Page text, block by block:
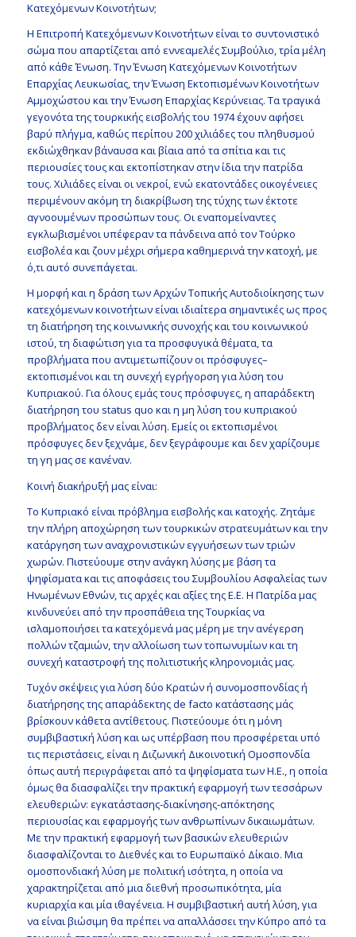
Κατεχόμενων Κοινοτήτων;
Η Επιτροπή Κατεχόμενων Κοινοτήτων είναι το συντονιστικό
σώμα που απαρτίζεται από εννεαμελές Συμβούλιο, τρία μέλη
από κάθε Ένωση. Την Ένωση Κατεχόμενων Κοινοτήτων
Επαρχίας Λευκωσίας, την Ένωση Εκτοπισμένων Κοινοτήτων
Αμμοχώστου και την Ένωση Επαρχίας Κερύνειας. Τα τραγικά
γεγονότα της τουρκικής εισβολής του 1974 έχουν αφήσει
βαρύ πλήγμα, καθώς περίπου 200 χιλιάδες του πληθυσμού
εκδιώχθηκαν βάναυσα και βίαια από τα σπίτια και τις
περιουσίες τους και εκτοπίστηκαν στην ίδια την πατρίδα
τους. Χιλιάδες είναι οι νεκροί, ενώ εκατοντάδες οικογένειες
περιμένουν ακόμη τη διακρίβωση της τύχης των έκτοτε
αγνοουμένων προσώπων τους. Οι εναπομείναντες
εγκλωβισμένοι υπέφεραν τα πάνδεινα από τον Τούρκο
εισβολέα και ζουν μέχρι σήμερα καθημερινά την κατοχή, με
ό,τι αυτό συνεπάγεται.
Η μορφή και η δράση των Αρχών Τοπικής Αυτοδιοίκησης των
κατεχόμενων κοινοτήτων είναι ιδιαίτερα σημαντικές ως προς
τη διατήρηση της κοινωνικής συνοχής και του κοινωνικού
ιστού, τη διαφώτιση για τα προσφυγικά θέματα, τα
προβλήματα που αντιμετωπίζουν οι πρόσφυγες–
εκτοπισμένοι και τη συνεχή εγρήγορση για λύση του
Κυπριακού. Για όλους εμάς τους πρόσφυγες, η απαράδεκτη
διατήρηση του status quo και η μη λύση του κυπριακού
προβλήματος δεν είναι λύση. Εμείς οι εκτοπισμένοι
πρόσφυγες δεν ξεχνάμε, δεν ξεγράφουμε και δεν χαρίζουμε
τη γη μας σε κανέναν.
Κοινή διακήρυξή μας είναι:
Το Κυπριακό είναι πρόβλημα εισβολής και κατοχής. Ζητάμε
την πλήρη αποχώρηση των τουρκικών στρατευμάτων και την
κατάργηση των αναχρονιστικών εγγυήσεων των τριών
χωρών. Πιστεύουμε στην ανάγκη λύσης με βάση τα
ψηφίσματα και τις αποφάσεις του Συμβουλίου Ασφαλείας των
Ηνωμένων Εθνών, τις αρχές και αξίες της Ε.Ε. Η Πατρίδα μας
κινδυνεύει από την προσπάθεια της Τουρκίας να
ισλαμοποιήσει τα κατεχόμενά μας μέρη με την ανέγερση
πολλών τζαμιών, την αλλοίωση των τοπωνυμίων και τη
συνεχή καταστροφή της πολιτιστικής κληρονομιάς μας.
Τυχόν σκέψεις για λύση δύο Κρατών ή συνομοσπονδίας ή
διατήρησης της απαράδεκτης de facto κατάστασης μάς
βρίσκουν κάθετα αντίθετους. Πιστεύουμε ότι η μόνη
συμβιβαστική λύση και ως υπέρβαση που προσφέρεται υπό
τις περιστάσεις, είναι η Διζωνική Δικοινοτική Ομοσπονδία
όπως αυτή περιγράφεται από τα ψηφίσματα των Η.Ε., η οποία
όμως θα διασφαλίζει την πρακτική εφαρμογή των τεσσάρων
ελευθεριών: εγκατάστασης-διακίνησης-απόκτησης
περιουσίας και εφαρμογής των ανθρωπίνων δικαιωμάτων.
Με την πρακτική εφαρμογή των βασικών ελευθεριών
διασφαλίζονται το Διεθνές και το Ευρωπαϊκό Δίκαιο. Μια
ομοσπονδιακή λύση με πολιτική ισότητα, η οποία να
χαρακτηρίζεται από μια διεθνή προσωπικότητα, μία
κυριαρχία και μία ιθαγένεια. Η συμβιβαστική αυτή λύση, για
να είναι βιώσιμη θα πρέπει να απαλλάσσει την Κύπρο από τα